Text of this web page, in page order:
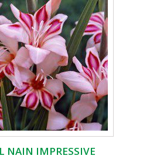
NAIN IMPRESSIVE